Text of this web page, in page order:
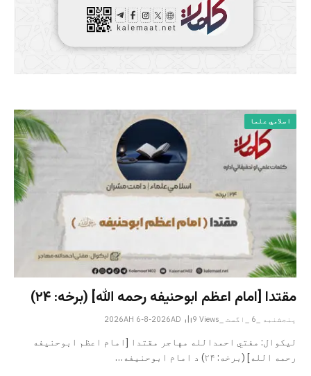
اسلامي علما
مقتدا [امام اعظم ابوحنیفه رحمه الله‎] (برخه: ۲۴)
پنجشنبه _6 _اگست _2026AH 6-8-2026AD 9 Views
لیکوال: مفتي احمدالله مهاجر مقتدا [امام اعظم ابوحنیفه
رحمه الله‎] (برخه: ۲۴) د امام ابوحنيفه…